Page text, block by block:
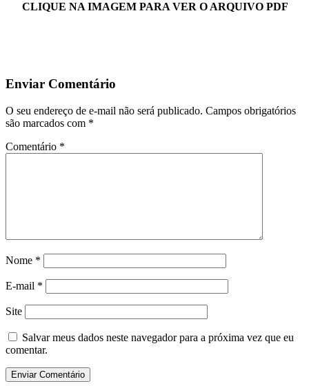
CLIQUE NA IMAGEM PARA VER O ARQUIVO PDF
Enviar Comentário
O seu endereço de e-mail não será publicado. Campos obrigatórios
são marcados com *
Comentário *
Nome *
E-mail *
Site
Salvar meus dados neste navegador para a próxima vez que eu
comentar.